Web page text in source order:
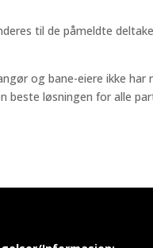
til de påmeldte
og bane-eiere ikke
løsningen for alle